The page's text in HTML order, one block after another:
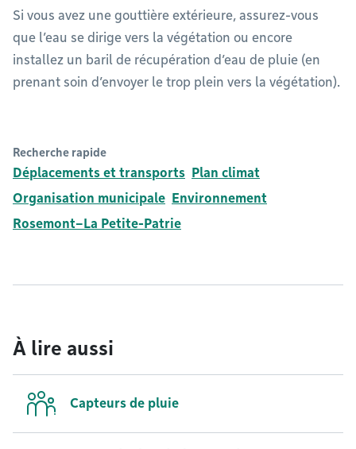
Si vous avez une gouttière extérieure, assurez-vous
que l’eau se dirige vers la végétation ou encore
installez un baril de récupération d’eau de pluie (en
prenant soin d’envoyer le trop plein vers la végétation).
Recherche rapide
Déplacements et transports Plan climat
Organisation municipale Environnement
Rosemont–La Petite-Patrie
À lire aussi
Capteurs de pluie